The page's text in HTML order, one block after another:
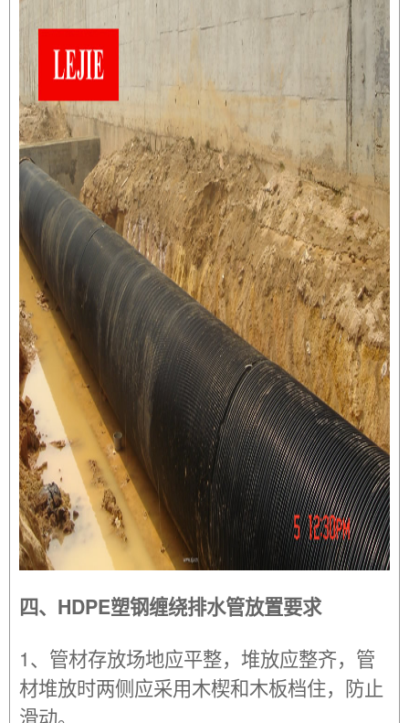
四、HDPE塑钢缠绕排水管放置要求
1、管材存放场地应平整，堆放应整齐，管
材堆放时两侧应采用木楔和木板档住，防止
滑动。